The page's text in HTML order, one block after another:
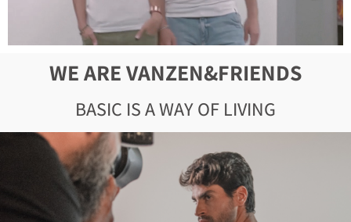
WE ARE VANZEN&FRIENDS
BASIC IS A WAY OF LIVING